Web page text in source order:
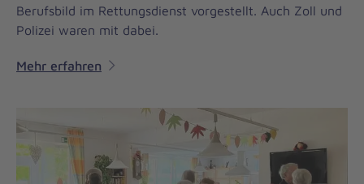
Berufsbild im Rettungsdienst vorgestellt. Auch Zoll und
Polizei waren mit dabei.
Mehr erfahren